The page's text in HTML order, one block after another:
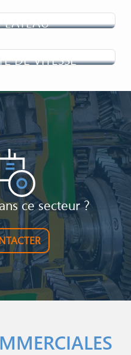
DE VITESSE
ce secteur ?